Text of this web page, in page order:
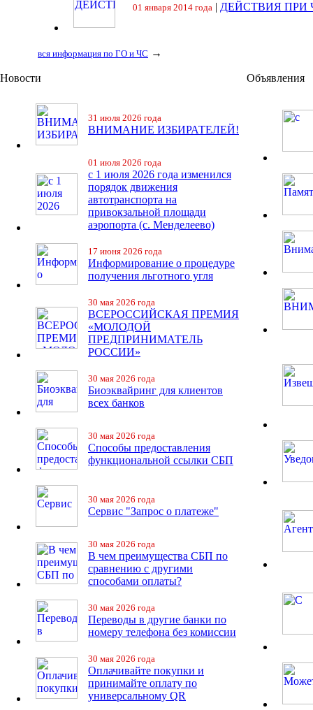
01 января 2014 года | ДЕЙСТВИЯ ПРИ
вся информация по ГО и ЧС →
Новости
31 июля 2026 года
ВНИМАНИЕ ИЗБИРАТЕЛЕЙ!
01 июля 2026 года
с 1 июля 2026 года изменился
порядок движения
автотранспорта на
привокзальной площади
аэропорта (с. Менделеево)
17 июня 2026 года
Информирование о процедуре
получения льготного угля
30 мая 2026 года
ВСЕРОССИЙСКАЯ ПРЕМИЯ
«МОЛОДОЙ
ПРЕДПРИНИМАТЕЛЬ
РОССИИ»
30 мая 2026 года
Биоэквайринг для клиентов
всех банков
30 мая 2026 года
Способы предоставления
функциональной ссылки СБП
30 мая 2026 года
Сервис "Запрос о платеже"
30 мая 2026 года
В чем преимущества СБП по
сравнению с другими
способами оплаты?
30 мая 2026 года
Переводы в другие банки по
номеру телефона без комиссии
30 мая 2026 года
Оплачивайте покупки и
принимайте оплату по
универсальному QR
Объявления